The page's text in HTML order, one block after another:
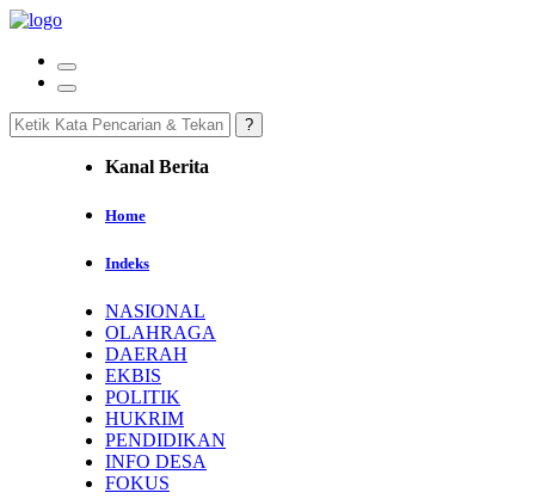
Kanal Berita
Home
Indeks
NASIONAL
OLAHRAGA
DAERAH
EKBIS
POLITIK
HUKRIM
PENDIDIKAN
INFO DESA
FOKUS